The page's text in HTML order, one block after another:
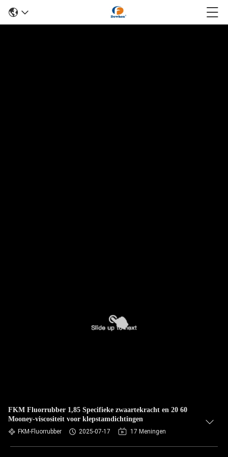
FKM Fluorrubber 1,85 Specifieke zwaartekracht en 20 60
Mooney-viscositeit voor klepstamdichtingen
FKM-Fluorrubber 2025-07-17 17 Meningen